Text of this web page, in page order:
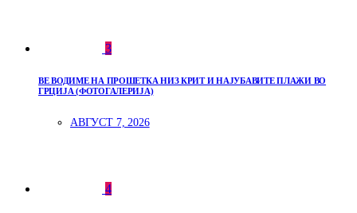
3
ВЕ ВОДИМЕ НА ПРОШЕТКА НИЗ КРИТ И НАЈУБАВИТЕ ПЛАЖИ ВО
ГРЦИЈА (ФОТОГАЛЕРИЈА)
АВГУСТ 7, 2026
4